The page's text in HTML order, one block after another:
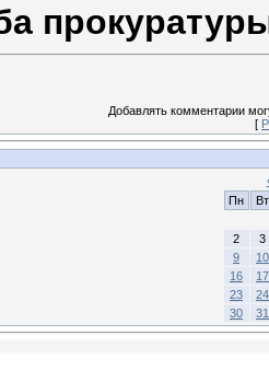
Добавлять комментарии
[
Пн
Вт
2
3
9
10
16
17
23
24
30
31